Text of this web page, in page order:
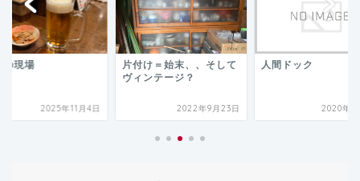
け＝始末、、そして
2022年9月23日
人間ドック
2020年2月5日
夏のコテージＧ
2015年7